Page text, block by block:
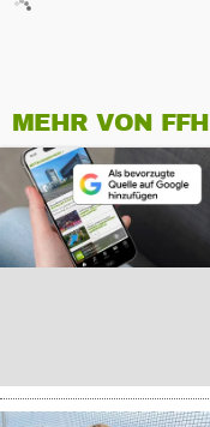
MEHR VON FFH